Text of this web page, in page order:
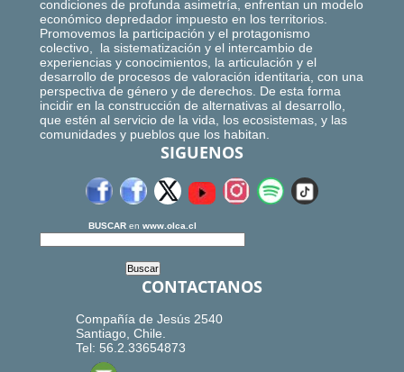
condiciones de profunda asimetría, enfrentan un modelo
económico depredador impuesto en los territorios.
Promovemos la participación y el protagonismo
colectivo, la sistematización y el intercambio de
experiencias y conocimientos, la articulación y el
desarrollo de procesos de valoración identitaria, con una
perspectiva de género y de derechos. De esta forma
incidir en la construcción de alternativas al desarrollo,
que estén al servicio de la vida, los ecosistemas, y las
comunidades y pueblos que los habitan.
SIGUENOS
BUSCAR en www.olca.cl
CONTACTANOS
Compañía de Jesús 2540
Santiago, Chile.
Tel: 56.2.33654873